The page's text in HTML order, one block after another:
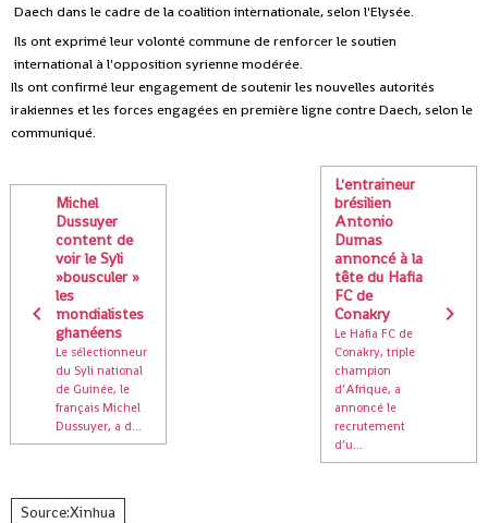
Daech dans le cadre de la coalition internationale, selon l'Elysée.
Ils ont exprimé leur volonté commune de renforcer le soutien
international à l'opposition syrienne modérée.
Ils ont confirmé leur engagement de soutenir les nouvelles autorités
irakiennes et les forces engagées en première ligne contre Daech, selon le
communiqué.
Michel
Dussuyer
content de
voir le Syli
»bousculer »
les
mondialistes
ghanéens
Le sélectionneur
du Syli national
de Guinée, le
français Michel
Dussuyer, a d...
L'entraineur
brésilien
Antonio
Dumas
annoncé à la
tête du Hafia
FC de
Conakry
Le Hafia FC de
Conakry, triple
champion
d’Afrique, a
annoncé le
recrutement
d’u...
Source:Xinhua